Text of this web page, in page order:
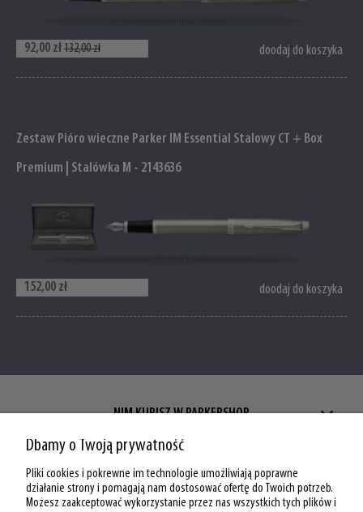
92,00 zł132,00 zł doodaj do koszyka
Zestaw Pióro wieczne Parker IM Essential Stalowy CT + Box
Premium | Stalówka M - 2143636
152,00 zł doodaj do koszyka
NIM KUPISZ W PARKERSHOP
ZAKUPY W PARKERSHOP
MOJE KONTO W PARKERSHOP
Dbamy o Twoją prywatność
Pliki cookies i pokrewne im technologie umożliwiają poprawne
działanie strony i pomagają nam dostosować ofertę do Twoich potrzeb.
Możesz zaakceptować wykorzystanie przez nas wszystkich tych plików i